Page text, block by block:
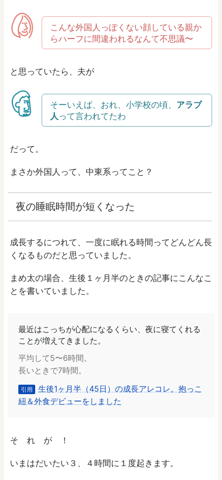
こんな外国人っぽくない顔している親か
らハーフに間違われるなんて不思議〜
と思っていたら、夫が
そーいえば、おれ、小学校の頃、 アラブ
人って言われてたわ
だって。
まさか外国人って、中東系ってこと？
夜の睡眠時間が短くなった
成長するにつれて、一度に眠れる時間ってどんどん長
くなるものだと思っていました。
まめ太の場合、生後１ヶ月半のときの記事にこんなこ
とを書いていました。
最近はこっちが心配になるくらい、夜に寝てくれる
ことが増えてきました。
平均して5〜6時間。
長いときで7時間。
引用
生後1ヶ月半（45日）の成長アレコレ。抱っこ
紐＆外食デビューをしました
そ れ が ！
いまはだいたい３、４時間に１度起きます。